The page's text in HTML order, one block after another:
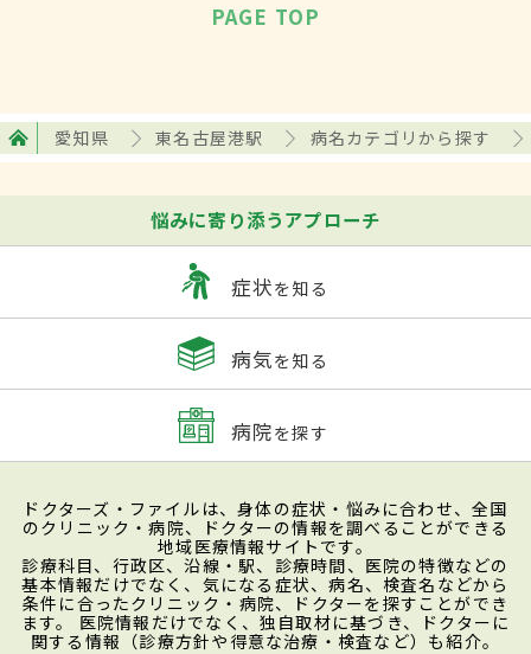
PAGE TOP
愛知県 東名古屋港駅 病名カテゴリから探す
悩みに寄り添うアプローチ
症状を知る
病気を知る
病院を探す
ドクターズ・ファイルは、身体の症状・悩みに合わせ、全国
のクリニック・病院、ドクターの情報を調べることができる
地域医療情報サイトです。
診療科目、行政区、沿線・駅、診療時間、医院の特徴などの
基本情報だけでなく、気になる症状、病名、検査名などから
条件に合ったクリニック・病院、ドクターを探すことができ
ます。 医院情報だけでなく、独自取材に基づき、ドクターに
関する情報（診療方針や得意な治療・検査など）も紹介。